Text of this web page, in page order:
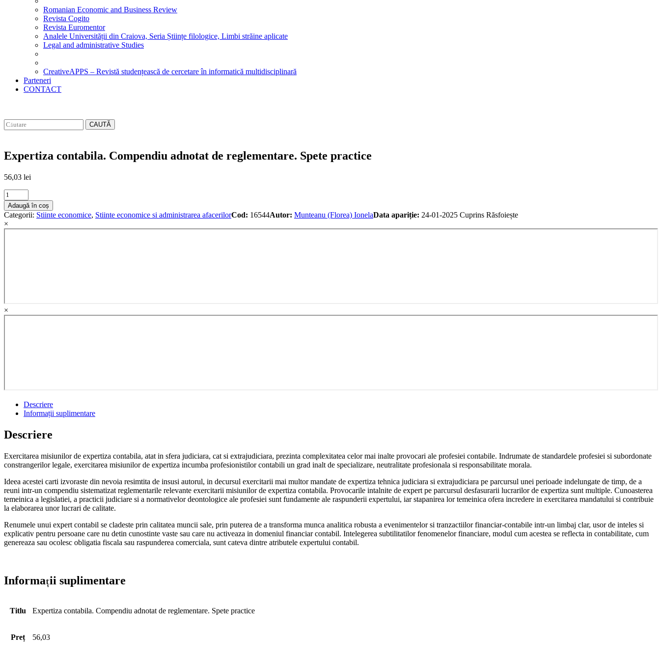
Romanian Economic and Business Review
Revista Cogito
Revista Euromentor
Analele Universității din Craiova, Seria Științe filologice, Limbi străine aplicate
Legal and administrative Studies
CreativeAPPS – Revistă studențească de cercetare în informatică multidisciplinară
Parteneri
CONTACT
CAUTĂ
Expertiza contabila. Compendiu adnotat de reglementare. Spete practice
56,03 lei
Expertiza
contabila.
Compendiu
adnotat
de
Adaugă în coș
Categorii: Stiinte economice, Stiinte economice si administrarea afacerilorCod: 16544Autor: Munteanu (Florea) IonelaData apariție: 24-01-2025 Cuprins Răsfoiește
×
×
Descriere
Informații suplimentare
Descriere
Exercitarea misiunilor de expertiza contabila, atat in sfera judiciara, cat si extrajudiciara, prezinta complexitatea celor mai inalte provocari ale profesiei contabile. Indrumate de standardele profesiei si subordonate
constrangerilor legale, exercitarea misiunilor de expertiza incumba profesionistilor contabili un grad inalt de specializare, neutralitate profesionala si responsabilitate morala.
Ideea acestei carti izvoraste din nevoia resimtita de insusi autorul, in decursul exercitarii mai multor mandate de expertiza tehnica judiciara si extrajudiciara pe parcursul unei perioade indelungate de timp, de a
reuni intr-un compendiu sistematizat reglementarile relevante exercitarii misiunilor de expertiza contabila. Provocarile intalnite de expert pe parcursul desfasurarii lucrarilor de expertiza sunt multiple. Cunoasterea
temeinica a legislatiei, a practicii judiciare si a normativelor deontologice ale profesiei sunt fundamente ale raspunderii expertului, iar stapanirea lor temeinica ofera incredere in exercitarea mandatului si contribuie
la elaborarea unor lucrari de calitate.
Renumele unui expert contabil se cladeste prin calitatea muncii sale, prin puterea de a transforma munca analitica robusta a evenimentelor si tranzactiilor financiar-contabile intr-un limbaj clar, usor de inteles si
explicativ pentru persoane care nu detin cunostinte vaste sau care nu activeaza in domeniul financiar contabil. Intelegerea subtilitatilor fenomenelor financiare, modul cum acestea se reflecta in contabilitate, cum
genereaza sau ocolesc obligatia fiscala sau raspunderea comerciala, sunt cateva dintre atributele expertului contabil.
Informații suplimentare
Titlu Expertiza contabila. Compendiu adnotat de reglementare. Spete practice
Preț 56,03